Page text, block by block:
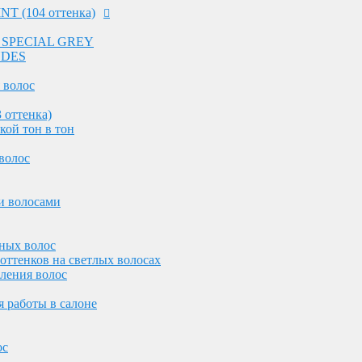
волос
(104 оттенка)
SPECIAL GREY
тон в тон
волосами
волос
на светлых волосах
волос
работы в салоне